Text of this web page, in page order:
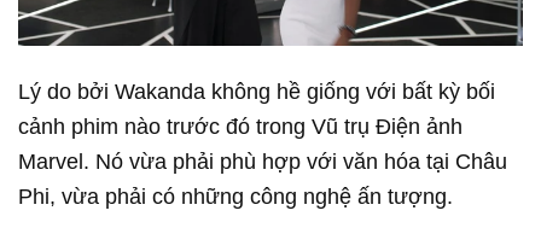
Lý do bởi Wakanda không hề giống với bất kỳ bối
cảnh phim nào trước đó trong Vũ trụ Điện ảnh
Marvel. Nó vừa phải phù hợp với văn hóa tại Châu
Phi, vừa phải có những công nghệ ấn tượng.